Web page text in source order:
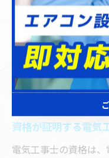
種電気工事士」や「
を明記しているかを
施工事例や口コミ評
者を見極めやすくな
提示や過去の実績説
る依頼が可能です。
資格が証明する電気
電気工事士の資格は